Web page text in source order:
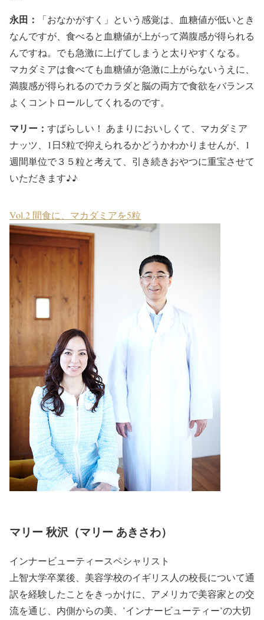
永田：
「おなかがすく」という感覚は、血糖値が低いとき
なんですが、食べると血糖値が上がって満腹感が得られる
んですね。でも急激に上げてしまうと太りやすくなる。
マカダミアは食べても血糖値が急激に上がらないうえに、
満腹感が得られるのでカラダと脳の両方で食欲をバランス
よくコントロールしてくれるのです。
マリー： すばらしい！ あまりにおいしくて、マカダミア
ナッツ、1日5粒で抑えられるかどうかわかりませんが、1
週間単位で３５粒と考えて、引き続きおやつに重宝させて
いただきます♪♪
Vol.2 間食に、マカダミアを5粒
マリー 秋沢（マリー あきさわ）
インナービューティースペシャリスト
上智大学卒業後、美容学校のイギリス人の校長について通
訳を経験したことをきっかけに、アメリカで美容家との交
流を通じ、内側からの美、’インナービューティー’の大切